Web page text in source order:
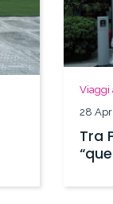
Viaggi
28
Tra